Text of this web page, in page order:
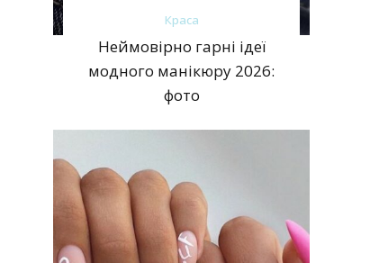
Краса
Неймовірно гарні ідеї
модного манікюру 2026:
фото